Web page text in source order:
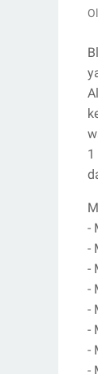
1
-
-
-
-
-
-
-
-